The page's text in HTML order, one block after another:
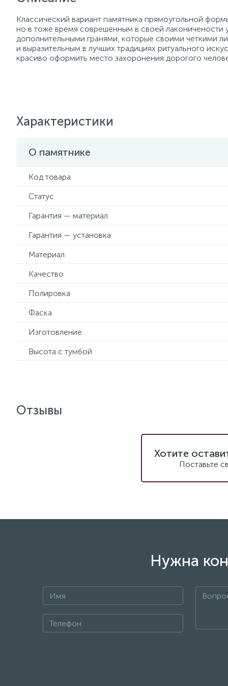
Классический вариант памятника прямоугольной
но в тоже время соврешенным в своей
дополнительными гранями, которые своими четкими
и выразительным в лучших традициях ритуального
красиво оформить место захоронения дорогого
Характеристики
О памятнике
Код товара
Статус
Гарантия — материал
Гарантия — установка
Материал
Качество
Полировка
Фаска
Изготовление
Высота с тумбой
Отзывы
Хотите
Поставьте
Нужна